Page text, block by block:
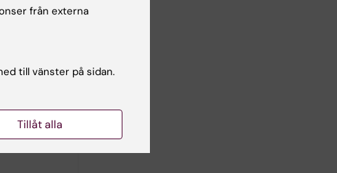
från externa
till vänster på sidan.
Tillåt alla